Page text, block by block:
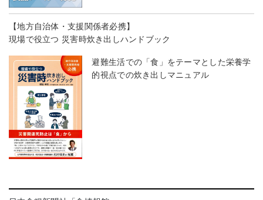
【地方自治体・支援関係者必携】
現場で役立つ 災害時炊き出しハンドブック
避難生活での「食」をテーマとした栄養学
的視点での炊き出しマニュアル